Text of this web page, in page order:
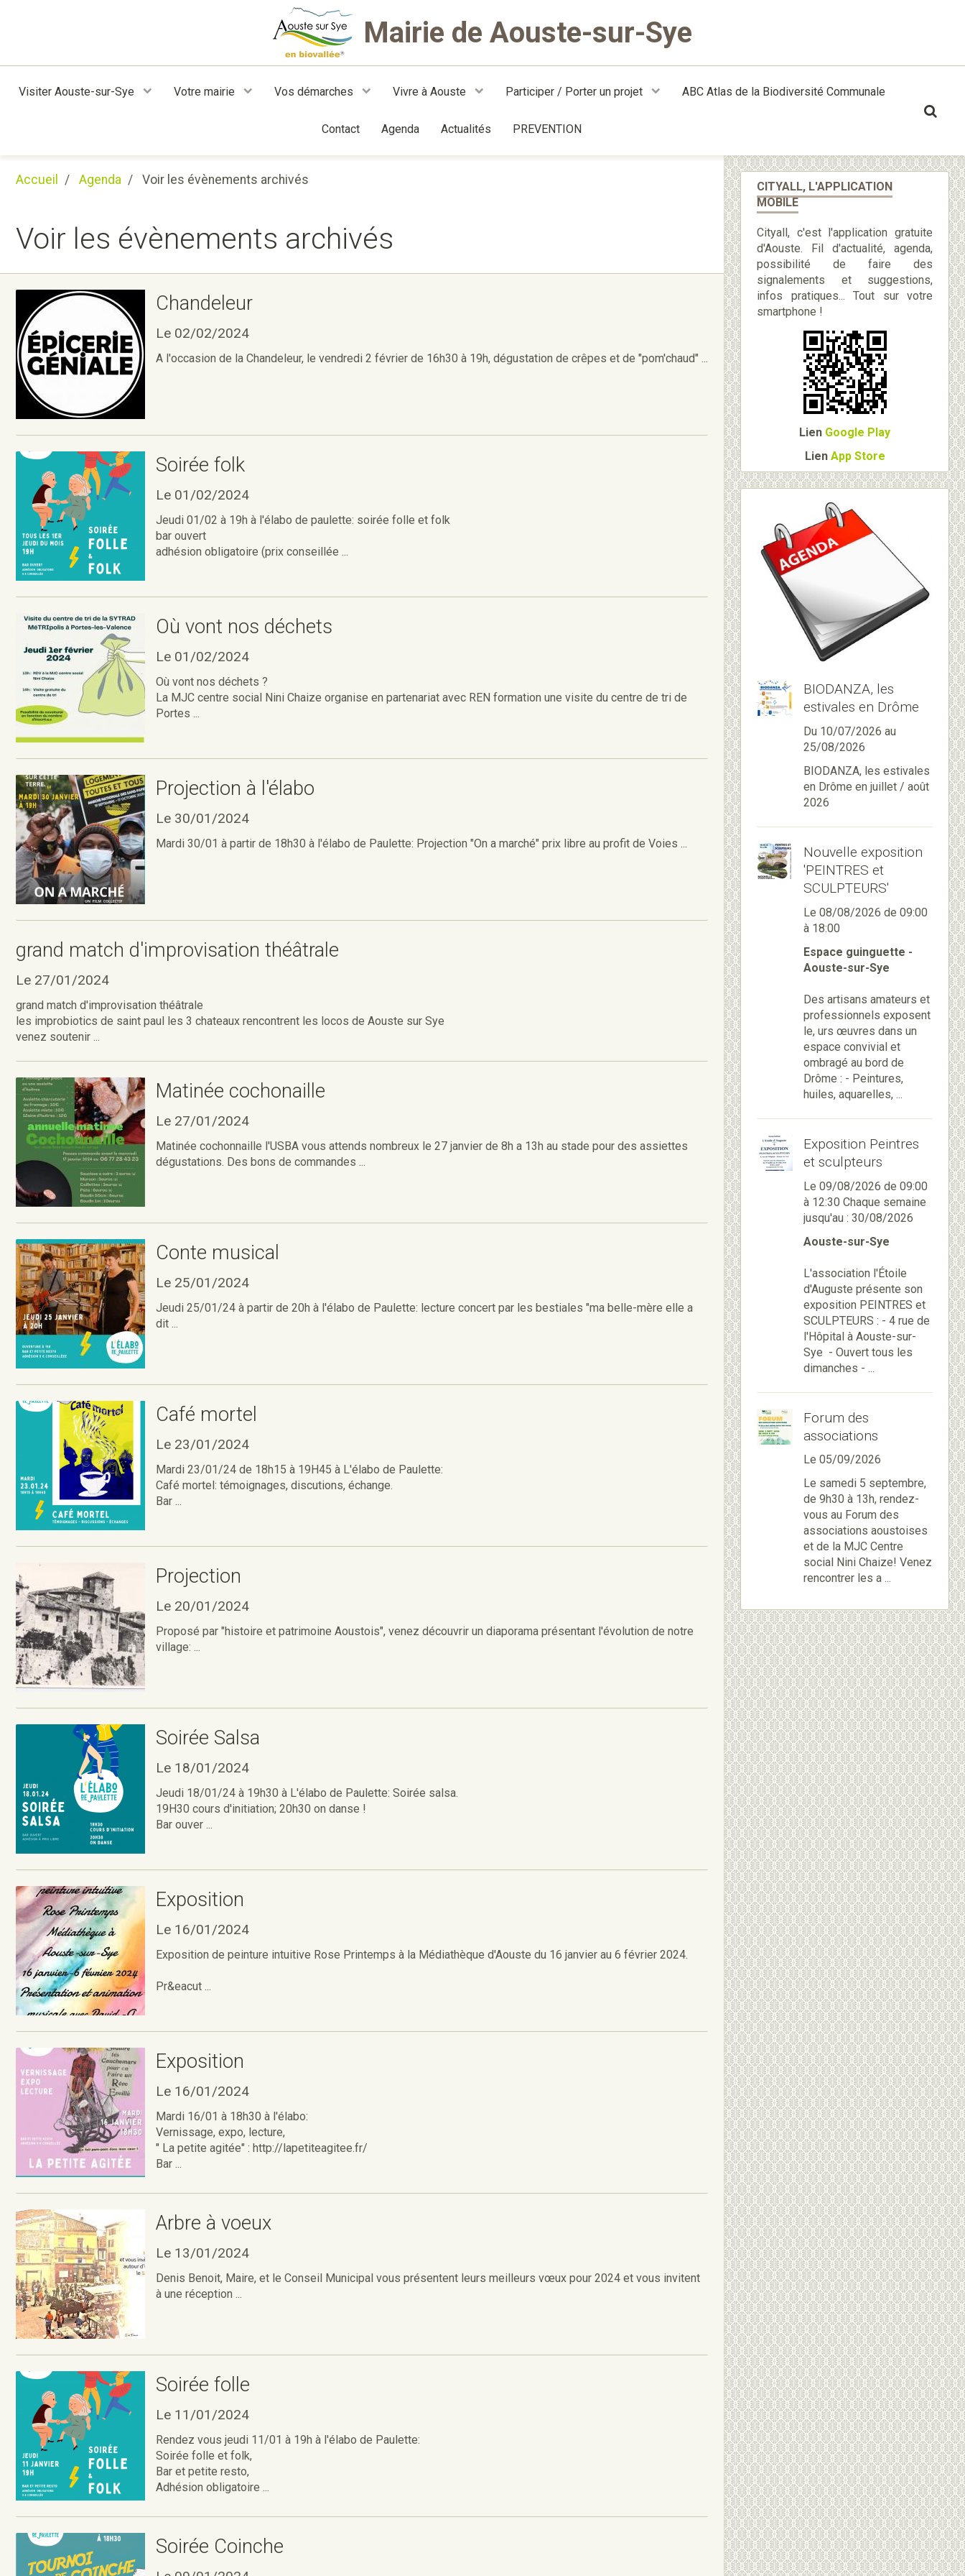
Mairie de Aouste-sur-Sye
Visiter Aouste-sur-Sye Votre mairie Vos démarches Vivre à Aouste Participer / Porter un projet ABC Atlas de la Biodiversité Communale
Contact Agenda Actualités PREVENTION
Accueil Agenda Voir les évènements archivés
Voir les évènements archivés
Chandeleur
Le 02/02/2024
A l'occasion de la Chandeleur, le vendredi 2 février de 16h30 à 19h, dégustation de crêpes et de "pom'chaud" ...
Soirée folk
Le 01/02/2024
Jeudi 01/02 à 19h à l'élabo de paulette: soirée folle et folk
bar ouvert
adhésion obligatoire (prix conseillée ...
Où vont nos déchets
Le 01/02/2024
Où vont nos déchets ?
La MJC centre social Nini Chaize organise en partenariat avec REN formation une visite du centre de tri de
Portes ...
Projection à l'élabo
Le 30/01/2024
Mardi 30/01 à partir de 18h30 à l'élabo de Paulette: Projection "On a marché" prix libre au profit de Voies ...
grand match d'improvisation théâtrale
Le 27/01/2024
grand match d'improvisation théâtrale
les improbiotics de saint paul les 3 chateaux rencontrent les locos de Aouste sur Sye
venez soutenir ...
Matinée cochonaille
Le 27/01/2024
Matinée cochonnaille l'USBA vous attends nombreux le 27 janvier de 8h a 13h au stade pour des assiettes
dégustations. Des bons de commandes ...
Conte musical
Le 25/01/2024
Jeudi 25/01/24 à partir de 20h à l'élabo de Paulette: lecture concert par les bestiales "ma belle-mère elle a
dit ...
Café mortel
Le 23/01/2024
Mardi 23/01/24 de 18h15 à 19H45 à L'élabo de Paulette:
Café mortel: témoignages, discutions, échange.
Bar ...
Projection
Le 20/01/2024
Proposé par "histoire et patrimoine Aoustois", venez découvrir un diaporama présentant l'évolution de notre
village: ...
Soirée Salsa
Le 18/01/2024
Jeudi 18/01/24 à 19h30 à L'élabo de Paulette: Soirée salsa.
19H30 cours d'initiation; 20h30 on danse !
Bar ouver ...
Exposition
Le 16/01/2024
Exposition de peinture intuitive Rose Printemps à la Médiathèque d'Aouste du 16 janvier au 6 février 2024.
Pr&eacut ...
Exposition
Le 16/01/2024
Mardi 16/01 à 18h30 à l'élabo:
Vernissage, expo, lecture,
" La petite agitée" : http://lapetiteagitee.fr/
Bar ...
Arbre à voeux
Le 13/01/2024
Denis Benoit, Maire, et le Conseil Municipal vous présentent leurs meilleurs vœux pour 2024 et vous invitent
à une réception ...
Soirée folle
Le 11/01/2024
Rendez vous jeudi 11/01 à 19h à l'élabo de Paulette:
Soirée folle et folk,
Bar et petite resto,
Adhésion obligatoire ...
Soirée Coinche
CITYALL, L'APPLICATION
MOBILE
Cityall, c'est l'application gratuite
d'Aouste. Fil d'actualité, agenda,
possibilité de faire des
signalements et suggestions,
infos pratiques... Tout sur votre
smartphone !
Lien Google Play
Lien App Store
BIODANZA, les
estivales en Drôme
Du 10/07/2026 au
25/08/2026
BIODANZA, les estivales
en Drôme en juillet / août
2026
Nouvelle exposition
'PEINTRES et
SCULPTEURS'
Le 08/08/2026 de 09:00
à 18:00
Espace guinguette -
Aouste-sur-Sye
Des artisans amateurs et
professionnels exposent
le, urs œuvres dans un
espace convivial et
ombragé au bord de
Drôme : - Peintures,
huiles, aquarelles, ...
Exposition Peintres
et sculpteurs
Le 09/08/2026 de 09:00
à 12:30 Chaque semaine
jusqu'au : 30/08/2026
Aouste-sur-Sye
L'association l'Étoile
d'Auguste présente son
exposition PEINTRES et
SCULPTEURS : - 4 rue de
l'Hôpital à Aouste-sur-
Sye - Ouvert tous les
dimanches - ...
Forum des
associations
Le 05/09/2026
Le samedi 5 septembre,
de 9h30 à 13h, rendez-
vous au Forum des
associations aoustoises
et de la MJC Centre
social Nini Chaize! Venez
rencontrer les a ...